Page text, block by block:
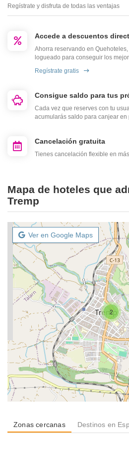
Regístrate y disfruta de todas las ventajas
Accede a descuentos
Ahorra reservando en
logueado para conseguir los
Regístrate gratis
Consigue saldo para tus
Cada vez que reserves con tu
acumularás saldo para canjear en
Cancelación gratuita
Tienes cancelación flexible en
Mapa de hoteles que
Tremp
Ver en Google Maps
2
Zonas cercanas Destinos en